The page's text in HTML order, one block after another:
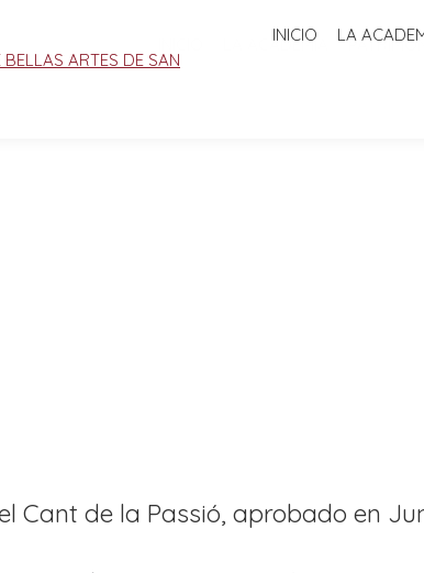
LA ACADEMIA
Cant de la Passió, aprobado en
INICIO LA